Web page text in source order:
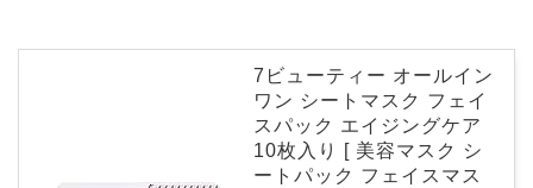
7ビューティー オールイン
ワン シートマスク フェイ
スパック エイジングケア
10枚入り [ 美容マスク シ
ートパック フェイスマス